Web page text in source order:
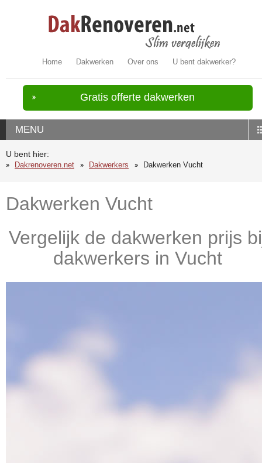
Home Dakwerken Over ons U bent dakwerker?
Gratis offerte dakwerken
MENU
U bent hier:
Dakrenoveren.net
Dakwerkers Dakwerken Vucht
Dakwerken Vucht
Vergelijk de dakwerken prijs
dakwerkers in Vucht